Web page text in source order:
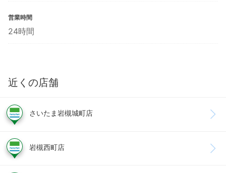
営業時間
24時間
近くの店舗
さいたま岩槻城町店
岩槻西町店